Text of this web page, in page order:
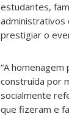
estudantes,
administrativos
prestigiar o
“A
construída por
socialmente
que fizeram e